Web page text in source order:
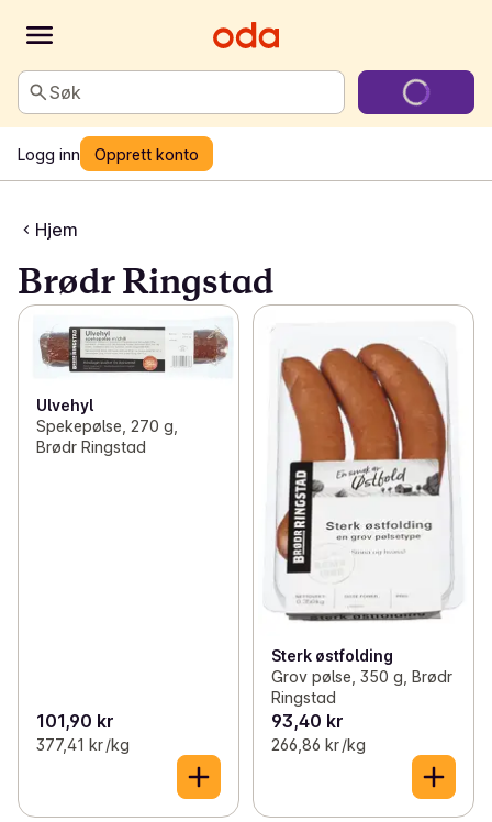
Søk
Logg inn Opprett konto
Hjem
Brødr Ringstad
Ulvehyl
Spekepølse, 270 g,
Brødr Ringstad
101,90 kr
377,41 kr /kg
Sterk østfolding
Grov pølse, 350 g, Brødr
Ringstad
93,40 kr
266,86 kr /kg